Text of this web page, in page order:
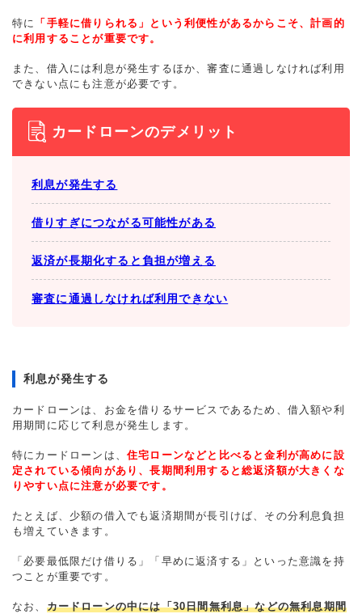
特に
「手軽に借りられる」という利便性があるからこそ、計画的
に利用することが重要です。
また、借入には利息が発生するほか、審査に通過しなければ利用
できない点にも注意が必要です。
カードローンのデメリット
利息が発生する
借りすぎにつながる可能性がある
返済が長期化すると負担が増える
審査に通過しなければ利用できない
利息が発生する
カードローンは、お金を借りるサービスであるため、借入額や利
用期間に応じて利息が発生します。
特にカードローンは、 住宅ローンなどと比べると金利が高めに設
定されている傾向があり、長期間利用すると総返済額が大きくな
りやすい点に注意が必要です。
たとえば、少額の借入でも返済期間が長引けば、その分利息負担
も増えていきます。
「必要最低限だけ借りる」「早めに返済する」といった意識を持
つことが重要です。
なお、 カードローンの中には「30日間無利息」などの無利息期間